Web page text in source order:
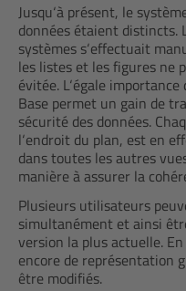
Jusqu‘à présent, le
données étaient distincts.
systèmes s‘effectuait
les listes et les figures ne
évitée. L‘égale
Base permet un gain de
sécurité des données.
l‘endroit du plan, est en
dans toutes les autres
manière à assurer la
Plusieurs utilisateurs
simultanément et ainsi
version la plus actuelle.
encore de représentation
être modifiés.